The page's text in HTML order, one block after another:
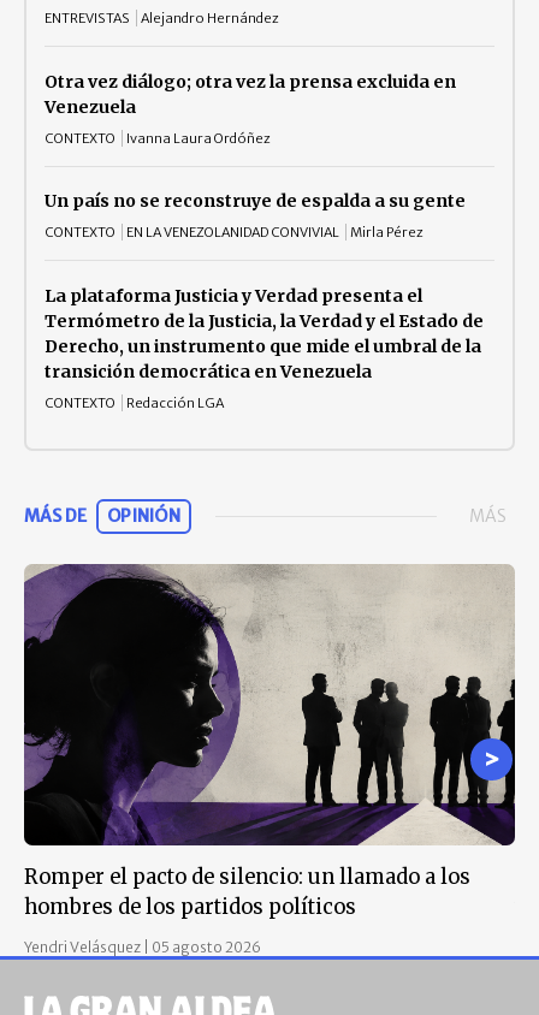
ENTREVISTAS Alejandro Hernández
Otra vez diálogo; otra vez la prensa excluida en
Venezuela
CONTEXTO Ivanna Laura Ordóñez
Un país no se reconstruye de espalda a su gente
CONTEXTO EN LA VENEZOLANIDAD CONVIVIAL Mirla Pérez
La plataforma Justicia y Verdad presenta el
Termómetro de la Justicia, la Verdad y el Estado de
Derecho, un instrumento que mide el umbral de la
transición democrática en Venezuela
CONTEXTO Redacción LGA
MÁS DE OPINIÓN MÁS
Romper el pacto de silencio: un llamado a los
hombres de los partidos políticos
Yendri Velásquez 05 agosto 2026